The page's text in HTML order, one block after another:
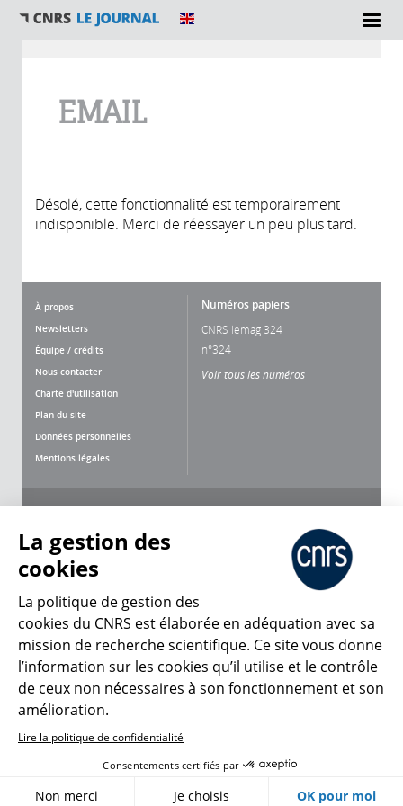
EMAIL
Désolé, cette fonctionnalité est temporairement
indisponible. Merci de réessayer un peu plus tard.
À propos
Newsletters
Équipe / crédits
Nous contacter
Charte d'utilisation
Plan du site
Données personnelles
Mentions légales
Numéros papiers
CNRS lemag 324
n°324
Voir tous les numéros
CNRS Le Mag
© 2026, CNRS
Créer un compte Se connecter
Gestion des cookies
La gestion des
cookies
La politique de gestion des
cookies du CNRS est élaborée en adéquation avec sa
mission de recherche scientifique. Ce site vous donne
l’information sur les cookies qu’il utilise et le contrôle
de ceux non nécessaires à son fonctionnement et son
amélioration.
Lire la politique de confidentialité
Consentements certifiés par
Non merci Je choisis OK pour moi